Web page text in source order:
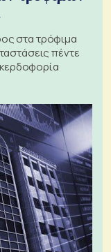
στα τρόφιμα
πέντε
κερδοφορία